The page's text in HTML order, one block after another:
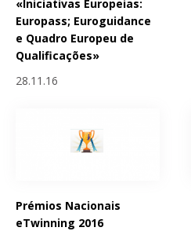
«Iniciativas Europeias:
Europass; Euroguidance
e Quadro Europeu de
Qualificações»
28.11.16
Prémios Nacionais
eTwinning 2016